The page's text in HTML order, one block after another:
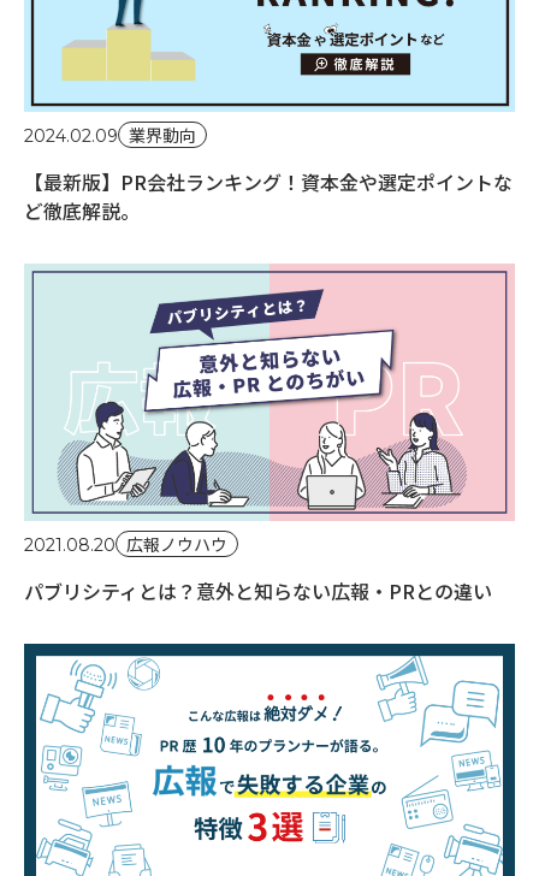
2024.02.09 業界動向
【最新版】PR会社ランキング！資本金や選定ポイントな
ど徹底解説。
2021.08.20 広報ノウハウ
パブリシティとは？意外と知らない広報・PRとの違い